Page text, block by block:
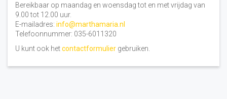
Bereikbaar op maandag en woensdag tot en met vrijdag van
9.00 tot 12.00 uur.
E-mailadres: info@marthamaria.nl
Telefoonnummer: 035-6011320
U kunt ook hetcontactformulier gebruiken.